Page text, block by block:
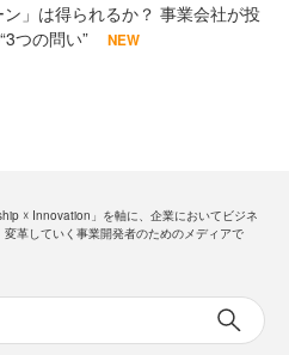
」は得られるか？ 事業会社が投
つの問い”
NEW
☓ Innovation」を軸に、企業においてビジネ
変革していく事業開発者のためのメディアで